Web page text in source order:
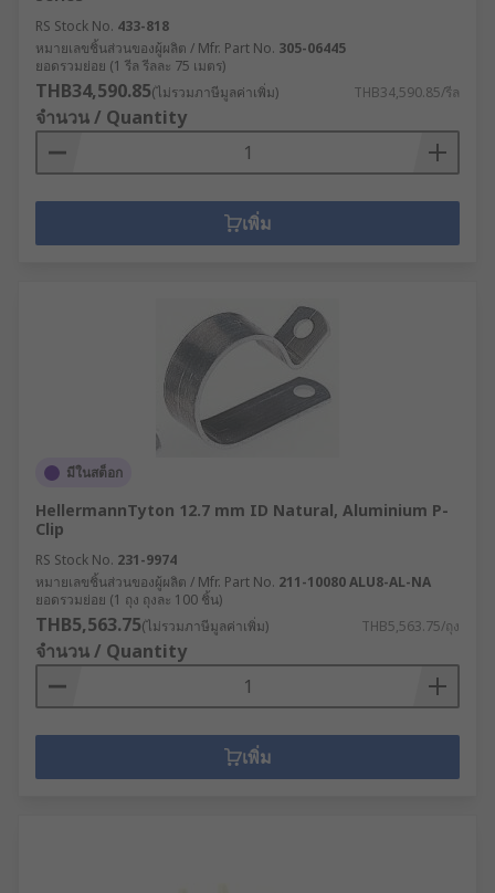
RS Stock No. 433-818
หมายเลขชิ้นส่วนของผู้ผลิต / Mfr. Part No. 305-06445
ยอดรวมย่อย (1 รีล รีลละ 75 เมตร)
THB34,590.85(ไม่รวมภาษีมูลค่าเพิ่ม) THB34,590.85/รีล
จำนวน / Quantity
เพิ่ม
มีในสต็อก
HellermannTyton 12.7 mm ID Natural, Aluminium P-
Clip
RS Stock No. 231-9974
หมายเลขชิ้นส่วนของผู้ผลิต / Mfr. Part No. 211-10080 ALU8-AL-NA
ยอดรวมย่อย (1 ถุง ถุงละ 100 ชิ้น)
THB5,563.75(ไม่รวมภาษีมูลค่าเพิ่ม) THB5,563.75/ถุง
จำนวน / Quantity
เพิ่ม